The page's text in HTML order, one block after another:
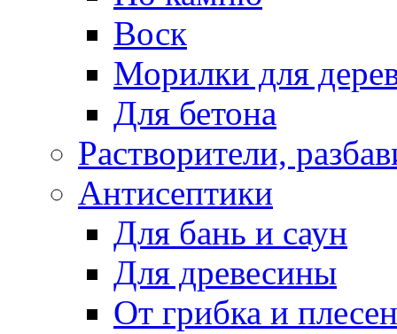
Воск
Морилки для
Для бетона
Растворители,
Антисептики
Для бань и саун
Для древесины
От грибка и